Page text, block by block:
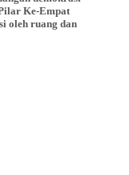
Ke-Empat
oleh ruang dan